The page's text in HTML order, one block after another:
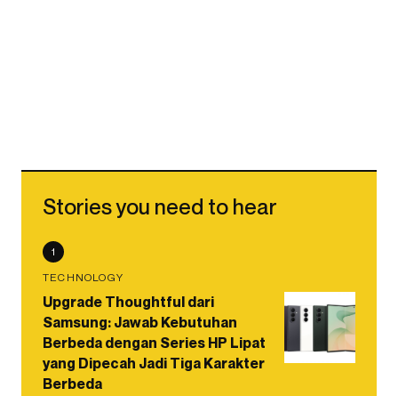
Stories you need to hear
1
TECHNOLOGY
Upgrade Thoughtful dari
Samsung: Jawab Kebutuhan
Berbeda dengan Series HP Lipat
yang Dipecah Jadi Tiga Karakter
Berbeda